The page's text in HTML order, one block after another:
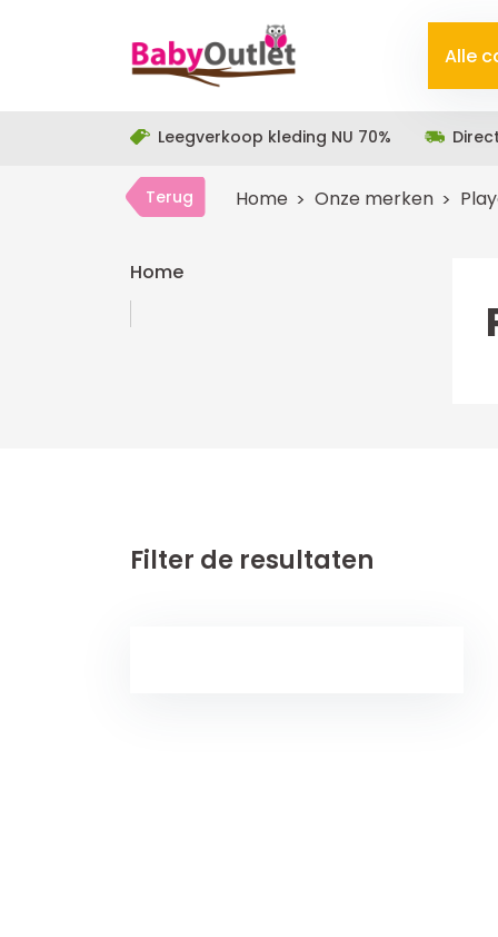
Alle
Leegverkoop kleding NU 70%
Terug Home Onze merken
Home
Filter de resultaten